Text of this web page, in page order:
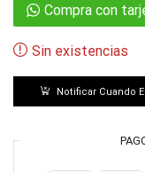
Compra con
Sin existencias
Notificar Cuando